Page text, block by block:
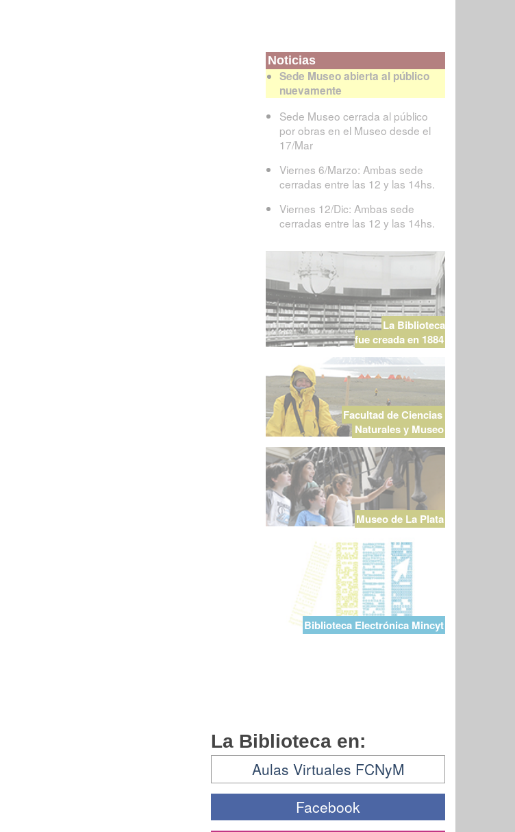
Noticias
Sede Museo abierta al público
nuevamente
Sede Museo cerrada al público
por obras en el Museo desde el
17/Mar
Viernes 6/Marzo: Ambas sede
cerradas entre las 12 y las 14hs.
Viernes 12/Dic: Ambas sede
cerradas entre las 12 y las 14hs.
La Biblioteca
fue creada en 1884
Facultad de Ciencias
Naturales y Museo
Museo de La Plata
Biblioteca Electrónica Mincyt
La Biblioteca en:
Aulas Virtuales FCNyM
Facebook